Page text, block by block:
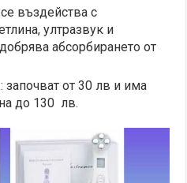
въздейства с
ултразвук и
абсорбирането от
: започват от 30 лв и има
до 130 лв.